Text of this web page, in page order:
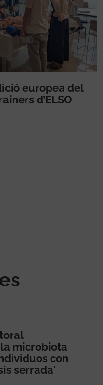
europea del
d’ELSO
microbiota
con
serrada'